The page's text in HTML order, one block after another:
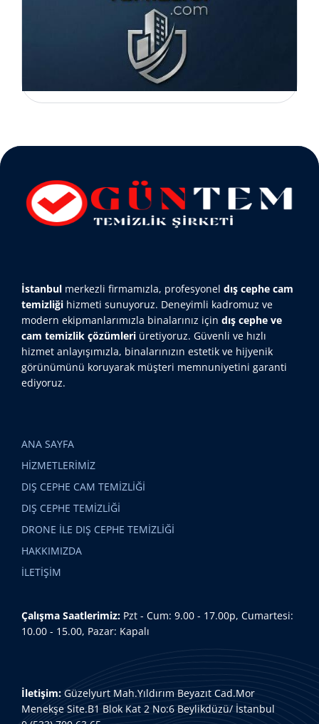
İstanbul merkezli firmamızla, profesyonel dış cephe cam
temizliği hizmeti sunuyoruz. Deneyimli kadromuz ve
modern ekipmanlarımızla binalarınız için dış cephe ve
cam temizlik çözümleri üretiyoruz. Güvenli ve hızlı
hizmet anlayışımızla, binalarınızın estetik ve hijyenik
görünümünü koruyarak müşteri memnuniyetini garanti
ediyoruz.
ANA SAYFA
HİZMETLERİMİZ
DIŞ CEPHE CAM TEMİZLİĞİ
DIŞ CEPHE TEMİZLİĞİ
DRONE İLE DIŞ CEPHE TEMİZLİĞİ
HAKKIMIZDA
İLETİŞİM
Çalışma Saatlerimiz: Pzt - Cum: 9.00 - 17.00p, Cumartesi:
10.00 - 15.00, Pazar: Kapalı
İletişim: Güzelyurt Mah.Yıldırım Beyazıt Cad.Mor
Menekşe Site.B1 Blok Kat 2 No:6 Beylikdüzü/ İstanbul